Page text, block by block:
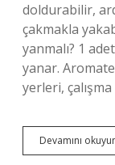
doldurabilir,
çakmakla
yanmalı? 1
yanar.
yerleri,
Devamını